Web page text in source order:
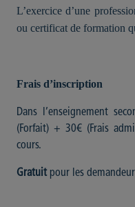
L’exercice d’une
ou certificat de formation
Frais d’inscription
Dans l’enseignement
(Forfait) + 30€ (Frais
cours.
Gratuitpour les